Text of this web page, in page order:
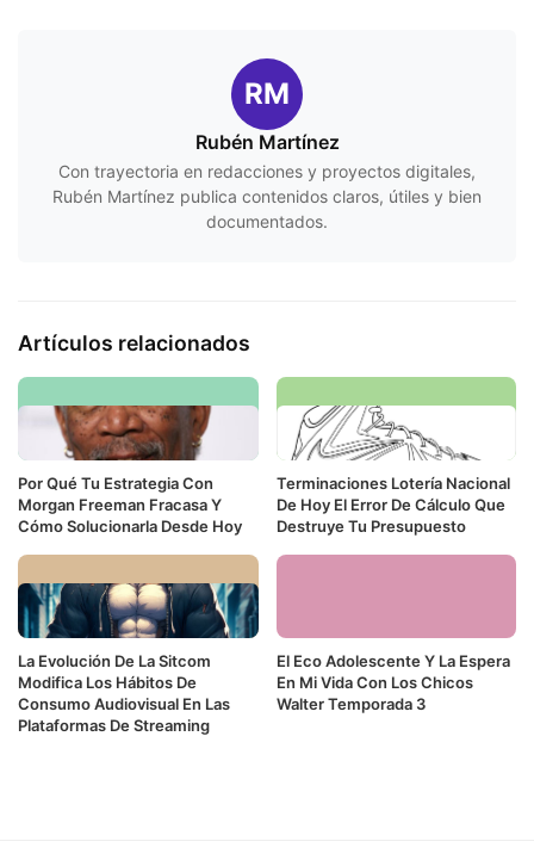
RM
Rubén Martínez
Con trayectoria en redacciones y proyectos digitales,
Rubén Martínez publica contenidos claros, útiles y bien
documentados.
Artículos relacionados
Por Qué Tu Estrategia Con
Morgan Freeman Fracasa Y
Cómo Solucionarla Desde Hoy
Terminaciones Lotería Nacional
De Hoy El Error De Cálculo Que
Destruye Tu Presupuesto
La Evolución De La Sitcom
Modifica Los Hábitos De
Consumo Audiovisual En Las
Plataformas De Streaming
El Eco Adolescente Y La Espera
En Mi Vida Con Los Chicos
Walter Temporada 3